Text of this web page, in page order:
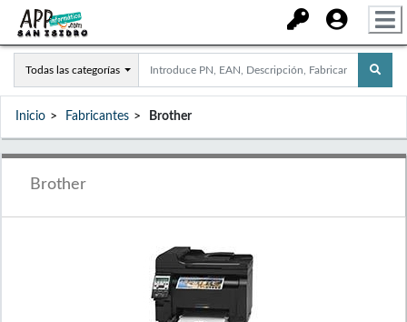
Todas las categorías
Inicio Fabricantes Brother
Brother